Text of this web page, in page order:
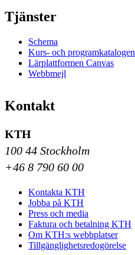
Tjänster
Schema
Kurs- och programkatalogen
Lärplattformen Canvas
Webbmejl
Kontakt
KTH
100 44 Stockholm
+46 8 790 60 00
Kontakta KTH
Jobba på KTH
Press och media
Faktura och betalning KTH
Om KTH:s webbplatser
Tillgänglighetsredogörelse